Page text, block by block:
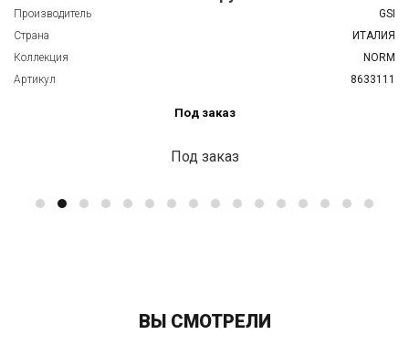
Производитель
GSI
Страна
ИТАЛИЯ
Коллекция
NORM
Артикул
8633111
Под заказ
Под заказ
ВЫ СМОТРЕЛИ